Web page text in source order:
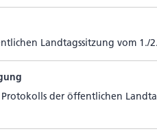
Land­tags­sit­zung vom 1./
der öffent­li­chen